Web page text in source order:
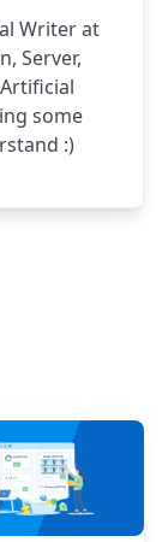
Writer at
Server,
some
:)